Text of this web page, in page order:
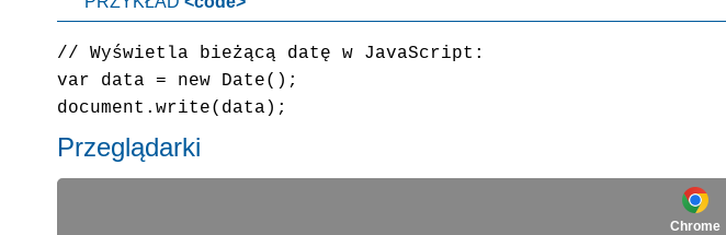
// Wyświetla bieżącą datę w JavaScript:
var data = new Date();
document.write(data);
Przeglądarki
Chrome